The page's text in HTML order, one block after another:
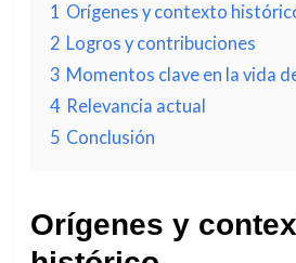
1 Orígenes y contexto
2 Logros y contribuciones
3 Momentos clave en la vida
4 Relevancia actual
5 Conclusión
Orígenes y